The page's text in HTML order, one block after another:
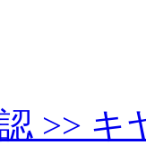
>> キ